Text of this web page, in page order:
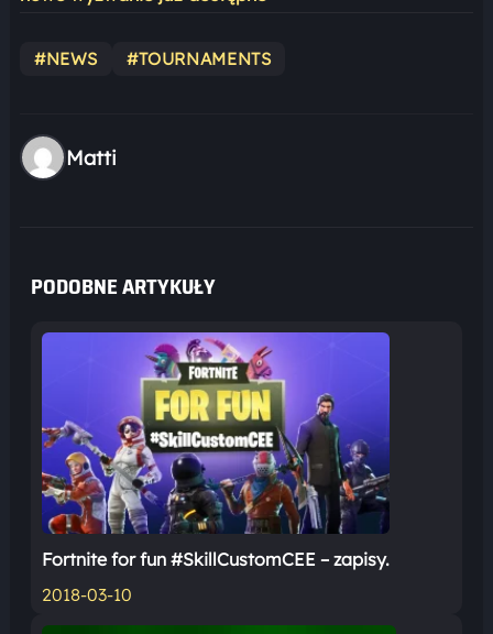
#NEWS #TOURNAMENTS
Matti
PODOBNE ARTYKUŁY
Fortnite for fun #SkillCustomCEE – zapisy.
2018-03-10